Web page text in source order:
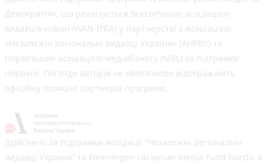
Демократія», що реалізується Всесвітньою асоціацією
видавців новин (WAN-IFRA) у партнерстві з Асоціацією
«Незалежні регіональні видавці України» (АНРВУ) та
Норвезькою асоціацією медіабізнесу (MBL) за підтримки
Норвегії. Погляди авторів не обов’язково відображають
офіційну позицію партнерів програми.
Здійснено за підтримки Асоціації “Незалежні регіональні
видавці України” та Foreningen Ukrainian Media Fund Nordic в